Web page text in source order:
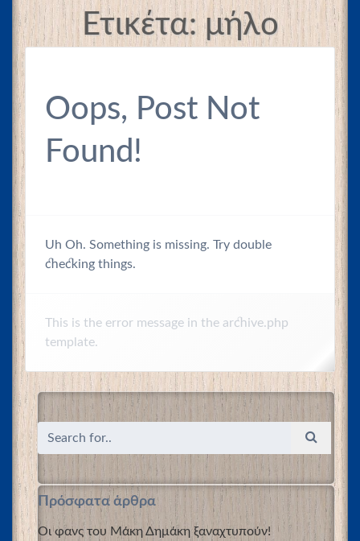
Ετικέτα:μήλο
Oops, Post Not
Found!
Uh Oh. Something is missing. Try double
checking things.
This is the error message in the archive.php
template.
Πρόσφατα άρθρα
Οι φανς του Μάκη Δημάκη ξαναχτυπούν!